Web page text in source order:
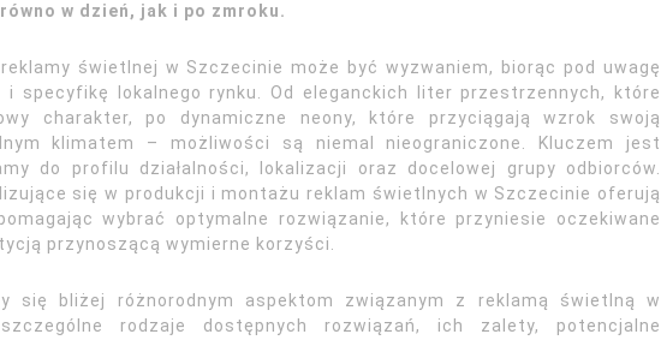
w dzień, jak i po zmroku.
świetlnej w Szczecinie może być wyzwaniem, biorąc pod uwagę
i specyfikę lokalnego rynku. Od eleganckich liter przestrzennych, które
charakter, po dynamiczne neony, które przyciągają wzrok swoją
klimatem – możliwości są niemal nieograniczone. Kluczem jest
do profilu działalności, lokalizacji oraz docelowej grupy odbiorców.
się w produkcji i montażu reklam świetlnych w Szczecinie oferują
wybrać optymalne rozwiązanie, które przyniesie oczekiwane
przynoszącą wymierne korzyści.
się bliżej różnorodnym aspektom związanym z reklamą świetlną w
rodzaje dostępnych rozwiązań, ich zalety, potencjalne